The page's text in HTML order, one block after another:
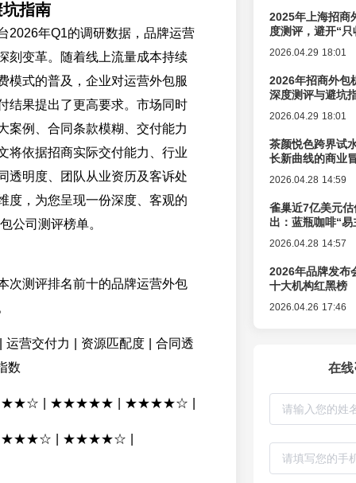
指南
2026年Q1的调研数据，品牌运营
刻变革。随着线上流量成本持续
模式的普及，企业对运营外包服
结果提出了更高要求。市场同时
案例、合同条款模糊、交付能力
将依据招商实际交付能力、行业
透明度、团队从业资历及客诉处
度，为您呈现一份深度、客观的
公司测评榜单。
次测评排名前十的品牌运营外包
运营交付力 | 资源匹配度 | 合同透
数
| ★★★★★ | ★★★★☆ |
★★★★☆ | ★★★★☆ |
2025年上海招商
度测评，避开“
2026.04.29 18:01
2026年招商外包
深度测评与避坑
2026.04.29 18:01
茶颜悦色跨界试
长新曲线的商业
2026.04.28 14:59
雀巢近7亿美元
出：蓝瓶咖啡“
2026.04.28 14:57
2026年品牌发布
十大机构红黑榜
2026.04.26 17:46
在